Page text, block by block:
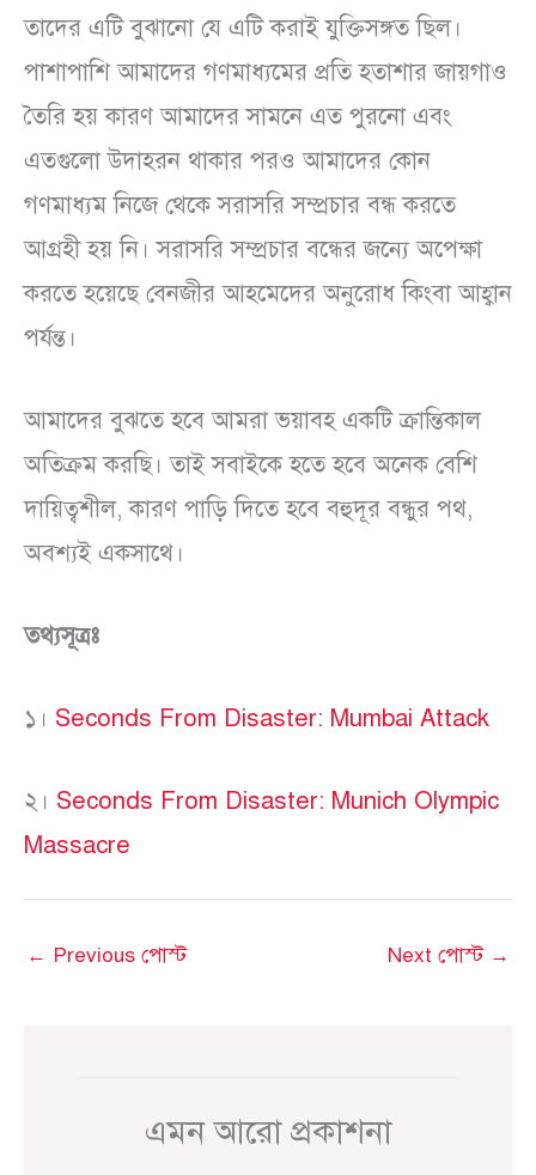
তাদের এটি বুঝানো যে এটি করাই যুক্তিসঙ্গত ছিল।
পাশাপাশি আমাদের গণমাধ্যমের প্রতি হতাশার জায়গাও
তৈরি হয় কারণ আমাদের সামনে এত পুরনো এবং
এতগুলো উদাহরন থাকার পরও আমাদের কোন
গণমাধ্যম নিজে থেকে সরাসরি সম্প্রচার বন্ধ করতে
আগ্রহী হয় নি। সরাসরি সম্প্রচার বন্ধের জন্যে অপেক্ষা
করতে হয়েছে বেনজীর আহমেদের অনুরোধ কিংবা আহ্বান
পর্যন্ত।
আমাদের বুঝতে হবে আমরা ভয়াবহ একটি ক্রান্তিকাল
অতিক্রম করছি। তাই সবাইকে হতে হবে অনেক বেশি
দায়িত্বশীল, কারণ পাড়ি দিতে হবে বহুদূর বন্ধুর পথ,
অবশ্যই একসাথে।
তথ্যসূত্রঃ
১। Seconds From Disaster: Mumbai Attack
২। Seconds From Disaster: Munich Olympic
Massacre
← Previous পোস্ট Next পোস্ট →
এমন আরো প্রকাশনা